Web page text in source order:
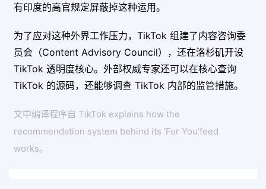
有印度的高官规定屏蔽掉这种运用。
为了应对这种外界工作压力，TikTok 组建了内容咨询委
员会（Content Advisory Council），还在洛杉矶开设
TikTok 透明度核心。外部权威专家还可以在核心查询
TikTok 的源码，还能够调查 TikTok 内部的监管措施。
文中编译程序自 TikTok explains how the
recommendation system behind its ‘For You’feed
works。